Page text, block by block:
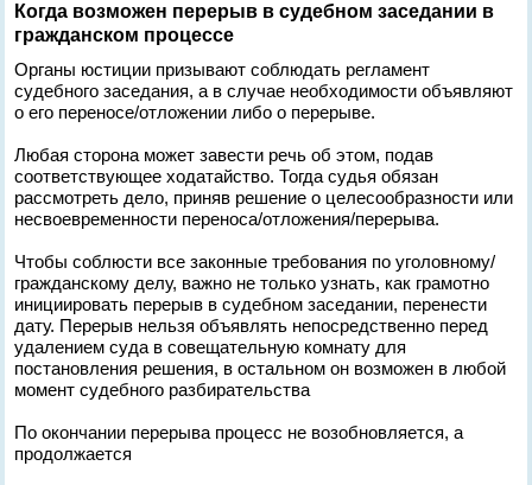
Когда возможен перерыв в судебном заседании в
гражданском процессе
Органы юстиции призывают соблюдать регламент
судебного заседания, а в случае необходимости объявляют
о его переносе/отложении либо о перерыве.
Любая сторона может завести речь об этом, подав
соответствующее ходатайство. Тогда судья обязан
рассмотреть дело, приняв решение о целесообразности или
несвоевременности переноса/отложения/перерыва.
Чтобы соблюсти все законные требования по уголовному/
гражданскому делу, важно не только узнать, как грамотно
инициировать перерыв в судебном заседании, перенести
дату. Перерыв нельзя объявлять непосредственно перед
удалением суда в совещательную комнату для
постановления решения, в остальном он возможен в любой
момент судебного разбирательства
По окончании перерыва процесс не возобновляется, а
продолжается